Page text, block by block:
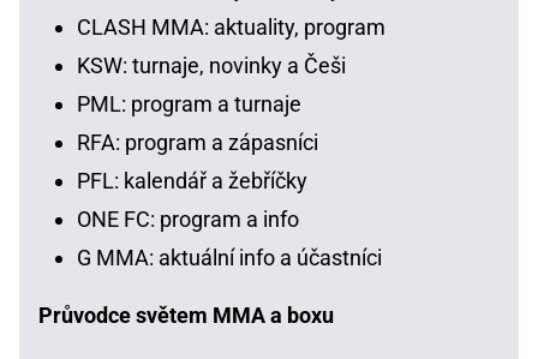
CLASH MMA: aktuality, program
KSW: turnaje, novinky a Češi
PML: program a turnaje
RFA: program a zápasníci
PFL: kalendář a žebříčky
ONE FC: program a info
G MMA: aktuální info a účastníci
Průvodce světem MMA a boxu